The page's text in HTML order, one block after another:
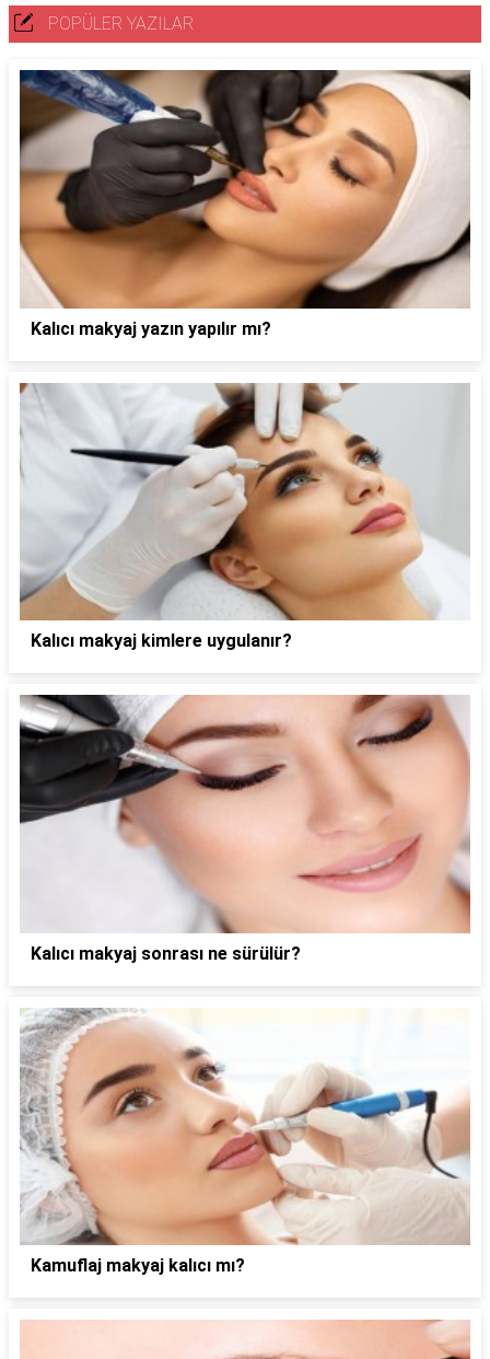
POPÜLER YAZILAR
Kalıcı makyaj yazın yapılır mı?
Kalıcı makyaj kimlere uygulanır?
Kalıcı makyaj sonrası ne sürülür?
Kamuflaj makyaj kalıcı mı?